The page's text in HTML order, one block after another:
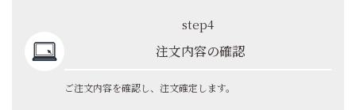
step4
注文内容の確認
ご注文内容を確認し、注文確定します。